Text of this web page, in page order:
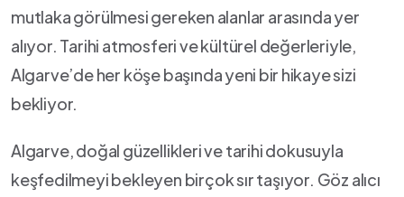
mutlaka görülmesi gereken⁣ alanlar arasında‍ yer
alıyor.‌ Tarihi‍ atmosferi‍ ve kültürel değerleriyle,
⁢Algarve’de her köşe başında ⁣yeni⁢ bir ⁣hikaye sizi
bekliyor.
Algarve, doğal ‍güzellikleri ve tarihi dokusuyla
keşfedilmeyi bekleyen birçok ​sır taşıyor.‍ Göz alıcı